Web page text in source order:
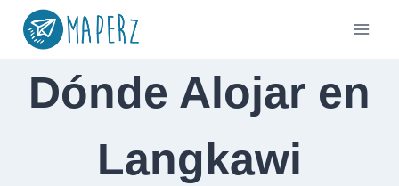
Saltar
Dónde Alojar en
Langkawi